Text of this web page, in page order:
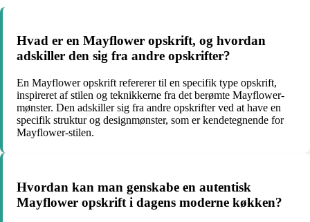
Hvad er en Mayflower opskrift, og hvordan
adskiller den sig fra andre opskrifter?
En Mayflower opskrift refererer til en specifik type opskrift,
inspireret af stilen og teknikkerne fra det berømte Mayflower-
mønster. Den adskiller sig fra andre opskrifter ved at have en
specifik struktur og designmønster, som er kendetegnende for
Mayflower-stilen.
Hvordan kan man genskabe en autentisk
Mayflower opskrift i dagens moderne køkken?